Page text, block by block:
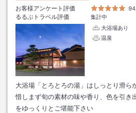
お客様アンケート評価
94
るるぶトラベル評価
集計中
大浴場あり
温泉
大浴場「とろとろの湯」はしっとり滑ら
惜しまず旬の素材の味や香り、色を引き
をゆっくりとご堪能下さい